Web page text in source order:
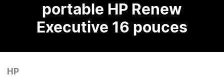
portable HP Renew
Executive 16 pouces
HP